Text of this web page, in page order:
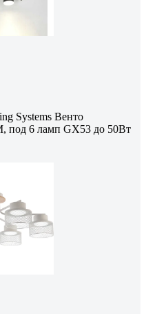
Systems Венто
под 6 ламп GX53 до 50Вт